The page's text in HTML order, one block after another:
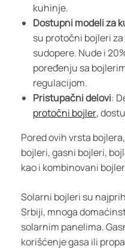
kuhinje.
Dostupni modeli za
su protočni bojleri
sudopere. Nude i
poređenju sa
regulacijom.
Pristupačni delovi:
protočni bojler,
Pored ovih vrsta
bojleri, gasni bojleri,
kao i kombinovani
Solarni bojleri su
Srbiji, mnoga
solarnim panelima.
korišćenje gasa ili